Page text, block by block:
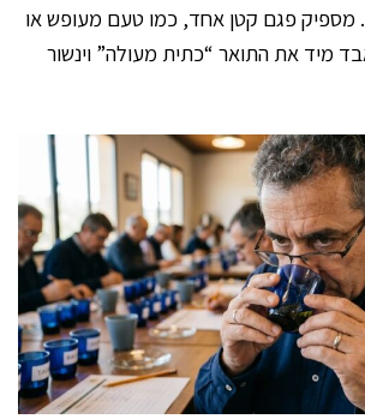
מספיק פגם קטן אחד, כמו טעם מעופש או
מיד את התואר “כתית מעולה” וינשור